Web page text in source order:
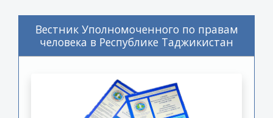
Вестник Уполномоченного по правам
человека в Республике Таджикистан